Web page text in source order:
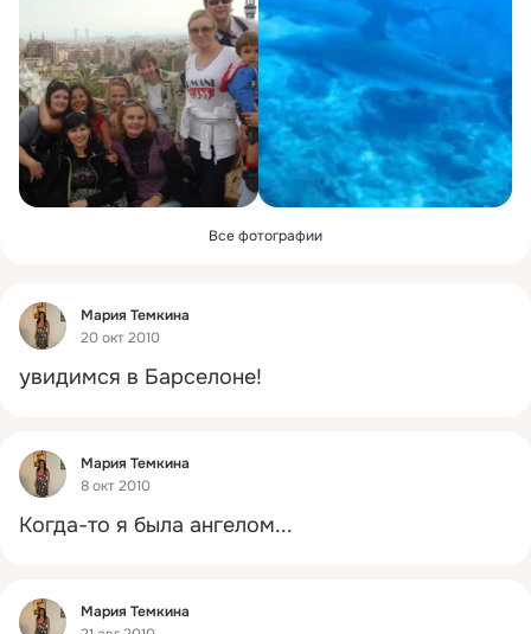
Все фотографии
Фид
Мария Темкина
20 окт 2010
увидимся в Барселоне!
Фид
Мария Темкина
8 окт 2010
﻿Когда-то я была ангелом...
Фид
Мария Темкина